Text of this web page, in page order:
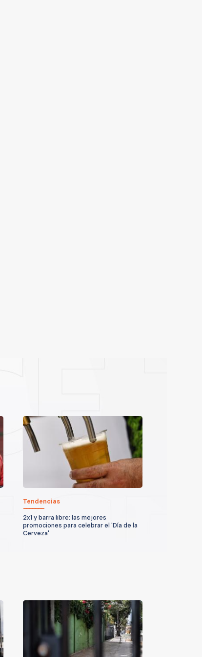
Tendencias
2x1 y barra libre: las mejores
promociones para celebrar el 'Día de la
Cerveza'